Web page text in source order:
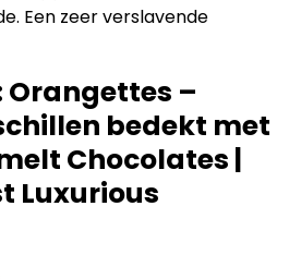
Een zeer verslavende
Orangettes –
bedekt met
Chocolates |
Luxurious